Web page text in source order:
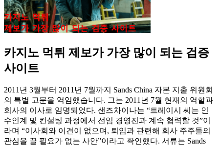
카지노 먹튀 제보가 가장 많이 되는 검증
사이트
2011년 3월부터 2011년 7월까지 Sands China 자본 지출 위원회
의 특별 고문을 역임했습니다. 그는 2011년 7월 현재의 역할과
회사의 이사로 임명되었다. 샌즈차이나는 “트레이시 씨는 인
수인계 및 컨설팅 과정에서 선임 경영진과 계속 협력할 것”이
라며 “이사회와 이견이 없으며, 퇴임과 관련해 회사 주주들의
관심을 끌 필요가 없는 사안”이라고 확인했다. 서류는 Sands